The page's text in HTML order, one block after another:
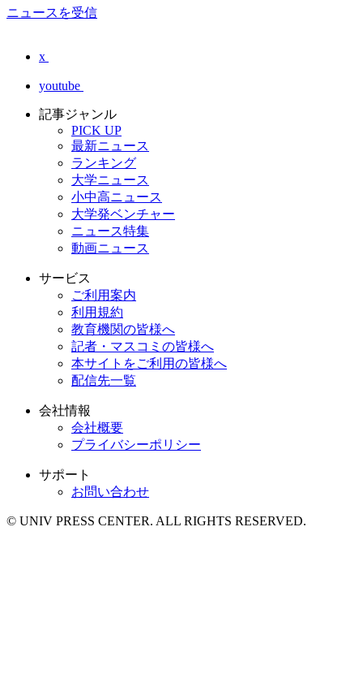
ニュースを受信
x
youtube
記事ジャンル
PICK UP
最新ニュース
ランキング
大学ニュース
小中高ニュース
大学発ベンチャー
ニュース特集
動画ニュース
サービス
ご利用案内
利用規約
教育機関の皆様へ
記者・マスコミの皆様へ
本サイトをご利用の皆様へ
配信先一覧
会社情報
会社概要
プライバシーポリシー
サポート
お問い合わせ
© UNIV PRESS CENTER. ALL RIGHTS RESERVED.